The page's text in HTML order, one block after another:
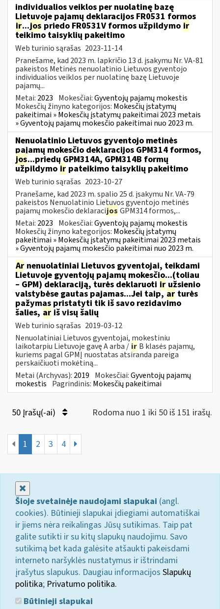
individualios veiklos per nuolatinę bazę
Lietuvoje pajamų deklaracijos FR0531 formos
ir...jos priedo FR0531V formos užpildymo ir
teikimo taisyklių pakeitimo
Web turinio sąrašas 2023-11-14
Pranešame, kad 2023 m. lapkričio 13 d. įsakymu Nr. VA-81
pakeistos Metinės nenuolatinio Lietuvos gyventojo
individualios veiklos per nuolatinę bazę Lietuvoje
pajamų...
Metai: 2023 Mokesčiai:Gyventojų pajamų mokestis
Mokesčių žinyno kategorijos: Mokesčių įstatymų
pakeitimai » Mokesčių įstatymų pakeitimai 2023 metais
» Gyventojų pajamų mokesčio pakeitimai nuo 2023 m.
Nenuolatinio Lietuvos gyventojo metinės
pajamų mokesčio deklaracijos GPM314 formos,
jos...priedų GPM314A, GPM314B formų
užpildymo ir pateikimo taisyklių pakeitimo
Web turinio sąrašas 2023-10-27
Pranešame, kad 2023 m. spalio 25 d. įsakymu Nr. VA-79
pakeistos Nenuolatinio Lietuvos gyventojo metinės
pajamų mokesčio deklaracijos GPM314 formos,...
Metai: 2023 Mokesčiai:Gyventojų pajamų mokestis
Mokesčių žinyno kategorijos: Mokesčių įstatymų
pakeitimai » Mokesčių įstatymų pakeitimai 2023 metais
» Gyventojų pajamų mokesčio pakeitimai nuo 2023 m.
Ar nenuolatiniai Lietuvos gyventojai, teikdami
Lietuvoje gyventojų pajamų mokesčio...(toliau
– GPM) deklaraciją, turės deklaruoti ir užsienio
valstybėse gautas pajamas...Jei taip,ar turės
pažymas pristatyti tik iš savo rezidavimo
šalies, ar iš visų šalių
Web turinio sąrašas 2019-03-12
Nenuolatiniai Lietuvos gyventojai, mokestiniu
laikotarpiu Lietuvoje gavę A arba / ir B klasės pajamų,
kuriems pagal GPMĮ nuostatas atsiranda pareiga
perskaičiuoti mokėtiną...
Metai (Archyvas): 2019 Mokesčiai:Gyventojų pajamų
mokestis Pagrindinis: Mokesčių pakeitimai
50 Įrašų(-ai) Rodoma nuo 1 iki 50 iš 151 irašų.
1 2 3 4
Šioje svetainėje naudojami slapukai (angl.
cookies). Būtinieji slapukai įdiegiami automatiškai
ir jiems nėra reikalingas Jūsų sutikimas. Taip pat
galite sutikti ir su kitų slapukų naudojimu. Savo
sutikimą bet kada galėsite atšaukti pakeisdami
interneto naršyklės nustatymus ir ištrindami
įrašytus slapukus. Daugiau informacijos Slapukų
politika; Privatumo politika.
Būtinieji slapukai